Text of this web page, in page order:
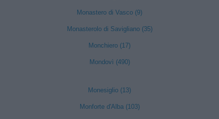
Monastero di Vasco (9)
Monasterolo di Savigliano (35)
Monchiero (17)
Mondovì (490)
Monesiglio (13)
Monforte d'Alba (103)